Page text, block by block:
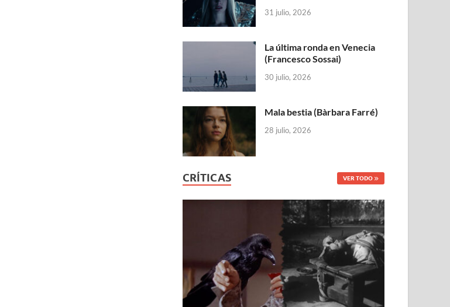
31 julio, 2026
La última ronda en Venecia
(Francesco Sossai)
30 julio, 2026
Mala bestia (Bàrbara Farré)
28 julio, 2026
CRÍTICAS VER TODO